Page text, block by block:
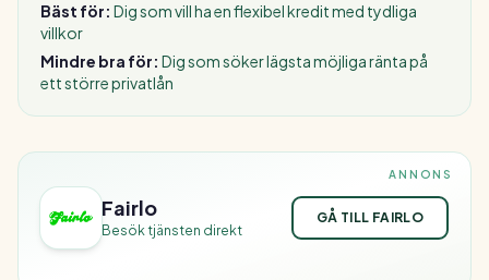
Bäst för: Dig som vill ha en flexibel kredit med tydliga
villkor
Mindre bra för: Dig som söker lägsta möjliga ränta på
ett större privatlån
ANNONS
Fairlo
Besök tjänsten direkt
GÅ TILL FAIRLO